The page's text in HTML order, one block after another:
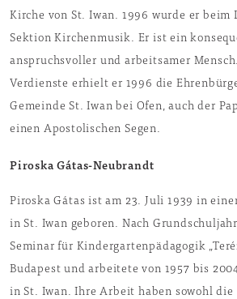
Kirche von St. Iwan. 1996 wurde er beim
Sektion Kirchenmusik. Er ist ein
anspruchsvoller und arbeitsamer
Verdienste erhielt er 1996 die
Gemeinde St. Iwan bei Ofen, auch der
einen Apostolischen Segen.
Piroska Gátas-Neubrandt
Piroska Gátas ist am 23. Juli 1939 in
in St. Iwan geboren. Nach
Seminar für Kindergartenpädagogik
Budapest und arbeitete von 1957 bis
in St. Iwan. Ihre Arbeit haben sowohl die